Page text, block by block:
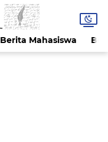
Berita Mahasiswa